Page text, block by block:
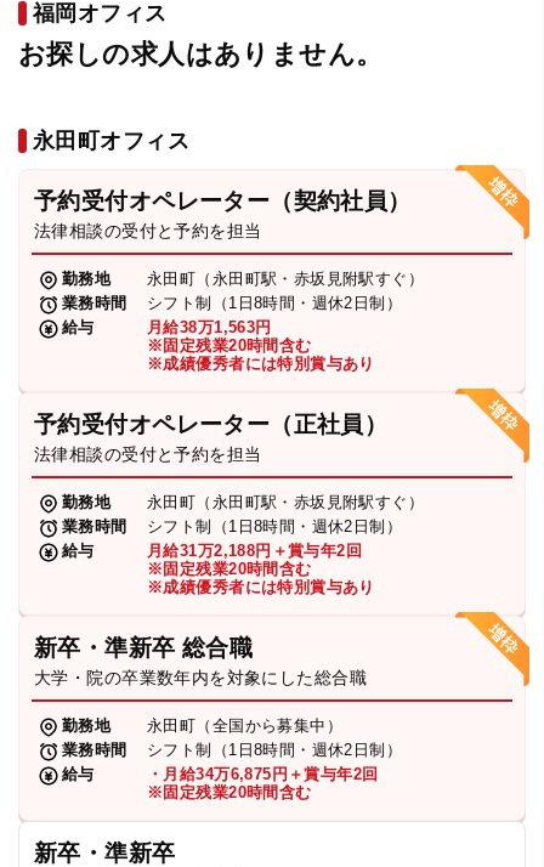
福岡オフィス
お探しの求人はありません。
永田町オフィス
予約受付オペレーター（契約社員）
法律相談の受付と予約を担当
勤務地
永田町（永田町駅・赤坂見附駅すぐ）
業務時間
シフト制（1日8時間・週休2日制）
給与
月給38万1,563円
※固定残業20時間含む
※成績優秀者には特別賞与あり
予約受付オペレーター（正社員）
法律相談の受付と予約を担当
勤務地
永田町（永田町駅・赤坂見附駅すぐ）
業務時間
シフト制（1日8時間・週休2日制）
給与
月給31万2,188円＋賞与年2回
※固定残業20時間含む
※成績優秀者には特別賞与あり
新卒・準新卒 総合職
大学・院の卒業数年内を対象にした総合職
勤務地
永田町（全国から募集中）
業務時間
シフト制（1日8時間・週休2日制）
給与
・月給34万6,875円＋賞与年2回
※固定残業20時間含む
新卒・準新卒